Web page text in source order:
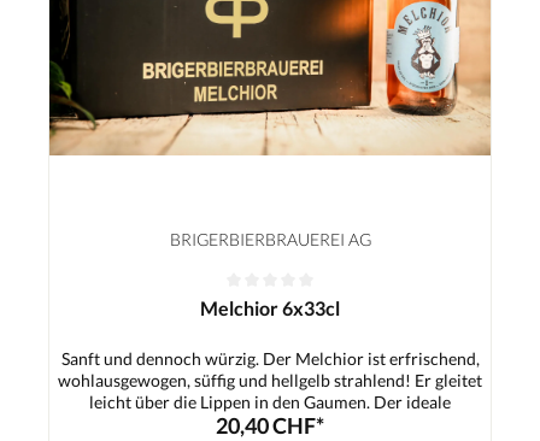
BRIGERBIERBRAUEREI AG
Melchior 6x33cl
Sanft und dennoch würzig. Der Melchior ist erfrischend,
wohlausgewogen, süffig und hellgelb strahlend! Er gleitet
leicht über die Lippen in den Gaumen. Der ideale
Durstlöscher für jedermann - Ob nach dem Sport, nach der
20,40 CHF*